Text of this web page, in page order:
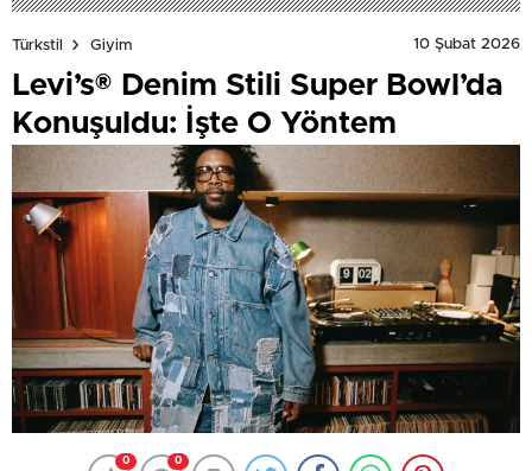
Türkstil Giyim 10 Şubat 2026
Levi’s® Denim Stili Super Bowl’da
Konuşuldu: İşte O Yöntem
0 0